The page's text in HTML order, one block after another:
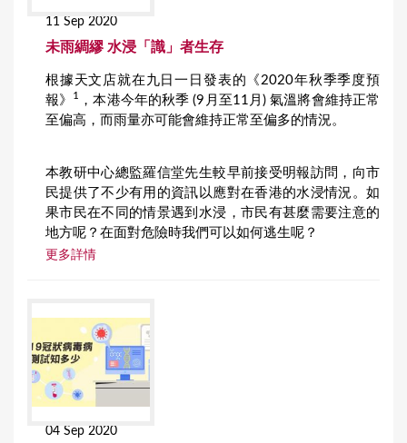
11 Sep 2020
未雨綢繆 水浸「識」者生存
根據天文店就在九日一日發表的《2020年秋季季度預
報》
1 ，本港今年的秋季 (9月至11月) 氣溫將會維持正常
至偏高，而雨量亦可能會維持正常至偏多的情況。
本教研中心總監羅信堂先生較早前接受明報訪問，向市
民提供了不少有用的資訊以應對在香港的水浸情況。如
果市民在不同的情景遇到水浸，市民有甚麼需要注意的
地方呢？在面對危險時我們可以如何逃生呢？
更多詳情
04 Sep 2020